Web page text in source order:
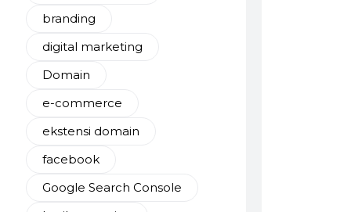
branding
digital marketing
Domain
e-commerce
ekstensi domain
facebook
Google Search Console